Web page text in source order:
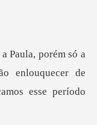
a
enlouquecer de